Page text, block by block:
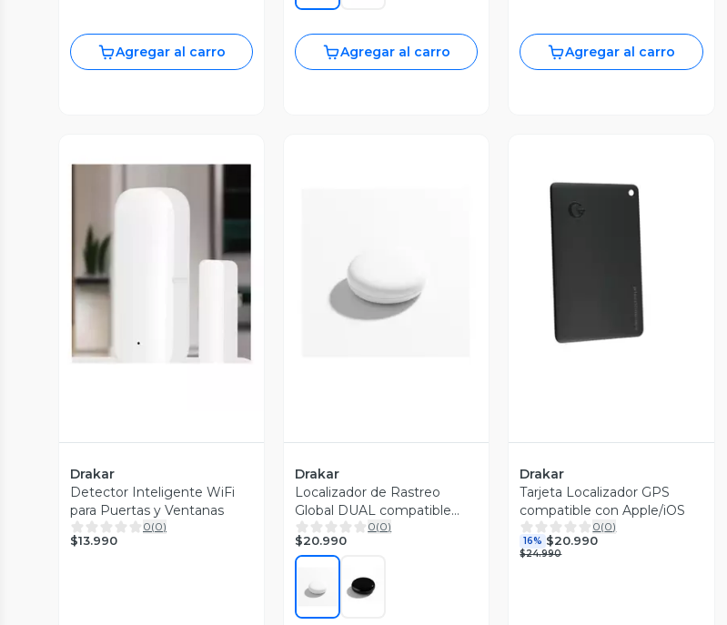
Agregar al carro Agregar al carro Agregar al carro
Drakar
Detector Inteligente WiFi
para Puertas y Ventanas
0(0)
$13.990
Vista Previa
Drakar
Localizador de Rastreo
Global DUAL compatible
Android y Apple
0(0)
$20.990
Vista Previa
Drakar
Tarjeta Localizador GPS
compatible con Apple/iOS
0(0)
16% $20.990
$24.990